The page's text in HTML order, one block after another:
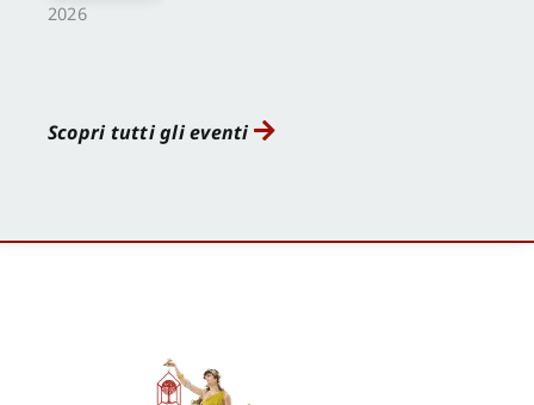
2026
Scopri tutti gli eventi